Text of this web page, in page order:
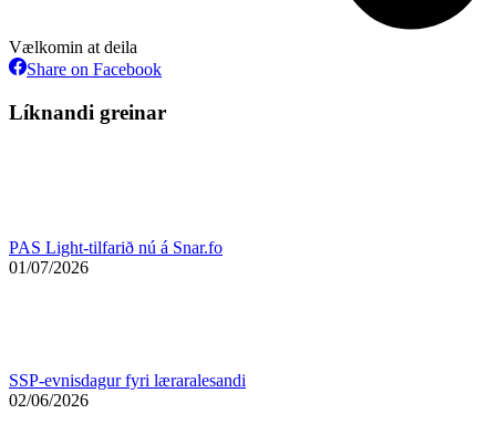
Vælkomin at deila
Share on FacebookShare
Facebook
Líknandi greinar
PAS Light-tilfarið nú á Snar.fo
01/07/2026
SSP-evnisdagur fyri læraralesandi
02/06/2026